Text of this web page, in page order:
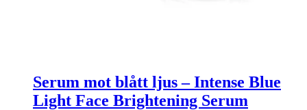
Serum mot blått ljus – Intense Blue
Light Face Brightening Serum